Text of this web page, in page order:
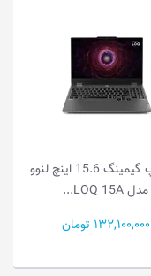
لپ تاپ گیمینگ 15.6 اینچ لنوو
مدل LOQ 15A...
132,100,000 تومان